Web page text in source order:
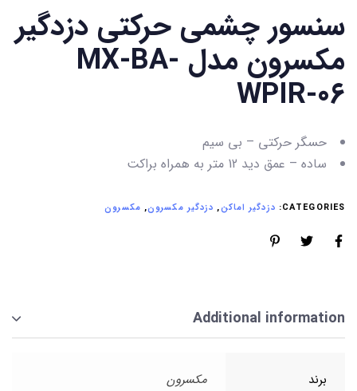
سنسور چشمی حرکتی دزدگیر
مکسرون مدل MX-BA-
WPIR-06
حسگر حرکتی – بی سیم
ساده – عمق دید 12 متر به همراه براکت
CATEGORIES: دزدگیر اماکن, دزدگیر مکسرون, مکسرون
Additional information
برند مکسرون